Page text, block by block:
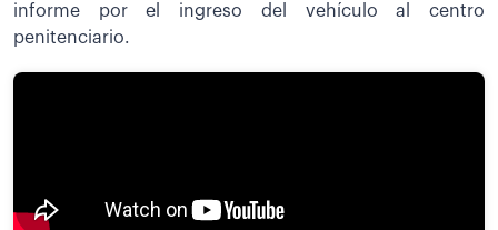
informe por el ingreso del vehículo al centro
penitenciario.